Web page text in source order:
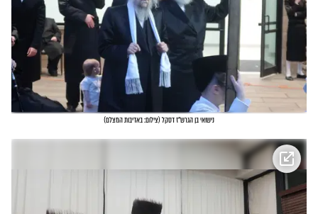
נישואי בן הגרש"ז דסקל (צילום: באדיבות המצלם)